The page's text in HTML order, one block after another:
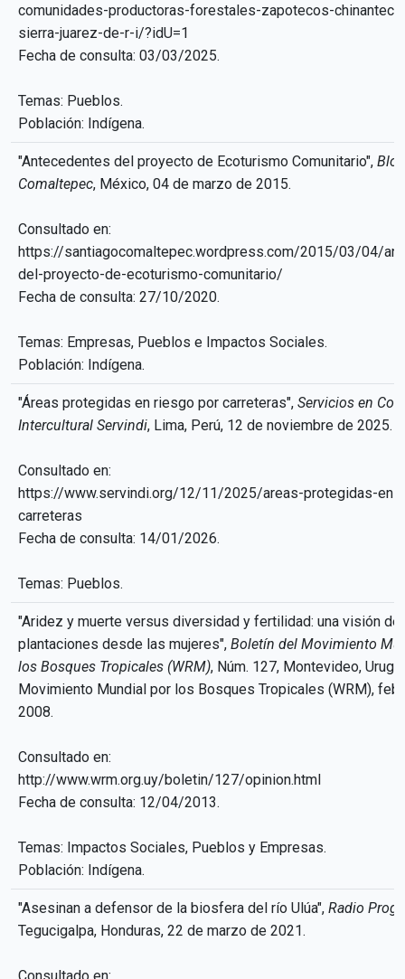
comunidades-productoras-forestales-zapotecos-
sierra-juarez-de-r-i/?idU=1
Fecha de consulta: 03/03/2025.
Temas: Pueblos.
Población: Indígena.
"Antecedentes del proyecto de Ecoturismo Comunitario",
Comaltepec, México, 04 de marzo de 2015.
Consultado en:
https://santiagocomaltepec.wordpress.com/2015/03/04/
del-proyecto-de-ecoturismo-comunitario/
Fecha de consulta: 27/10/2020.
Temas: Empresas, Pueblos e Impactos Sociales.
Población: Indígena.
"Áreas protegidas en riesgo por carreteras", Servicios en
Intercultural Servindi, Lima, Perú, 12 de noviembre de 2025.
Consultado en:
https://www.servindi.org/12/11/2025/areas-protegidas-en-
carreteras
Fecha de consulta: 14/01/2026.
Temas: Pueblos.
"Aridez y muerte versus diversidad y fertilidad: una visión de
plantaciones desde las mujeres", Boletín del Movimiento
los Bosques Tropicales (WRM), Núm. 127, Montevideo,
Movimiento Mundial por los Bosques Tropicales (WRM),
2008.
Consultado en:
http://www.wrm.org.uy/boletin/127/opinion.html
Fecha de consulta: 12/04/2013.
Temas: Impactos Sociales, Pueblos y Empresas.
Población: Indígena.
"Asesinan a defensor de la biosfera del río Ulúa", Radio
Tegucigalpa, Honduras, 22 de marzo de 2021.